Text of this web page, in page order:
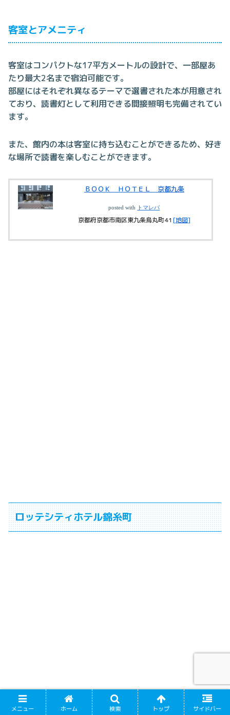
客室とアメニティ
客室はコンパクトな17平方メートルの設計で、一部屋あ
たり最大2名まで宿泊可能です。
部屋にはそれぞれ異なるテーマで選書された本が用意され
ており、読書灯として利用できる間接照明も完備されてい
ます。
また、館内の本は客室に持ち込むことができるため、好き
な場所で読書を楽しむことができます。
ＢＯＯＫ ＨＯＴＥＬ 京都九条
posted with トマレバ
京都府京都市南区東九条烏丸町41 [地図]
ロッテシティホテル錦糸町
メニュー ホーム 検索 トップ サイドバー